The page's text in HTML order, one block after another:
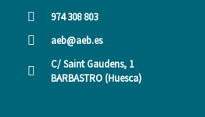
974 308 803
aeb@aeb.es
C/ Saint Gaudens, 1
BARBASTRO (Huesca)